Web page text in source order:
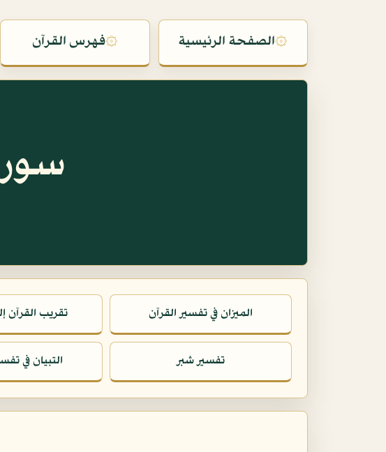
۞الصفحة الرئيسية ۞فهرس القرآن
الميزان في تفسير القرآن تقريب القرآن
تفسير شبر التبيان في